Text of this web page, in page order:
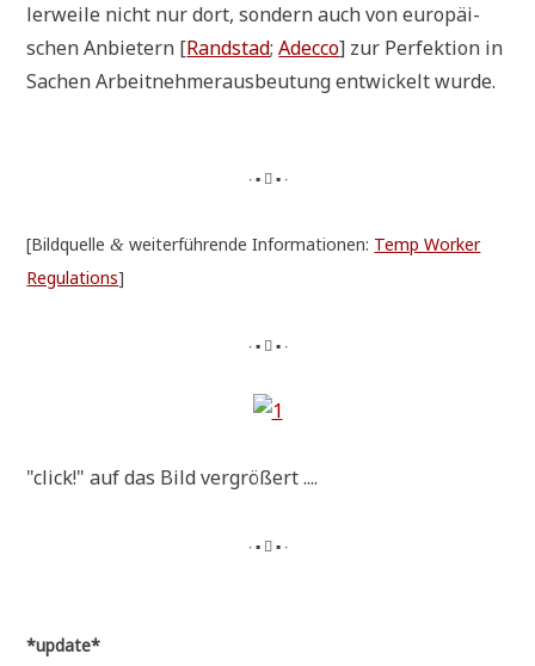
ler­wei­le nicht nur dort, son­dern auch von euro­päi­
schen Anbie­tern [Rand­stad;Adec­co] zur Per­fek­ti­on in
Sachen Arbeit­neh­mer­aus­beu­tung ent­wickelt wurde.
∙ ▪  ▪ ∙
[Bild­quel­le& wei­ter­füh­ren­de Infor­ma­tio­nen: Temp Worker
Regu­la­ti­ons]
∙ ▪  ▪ ∙
"click!" auf das Bild vergrößert ....
∙ ▪  ▪ ∙
*update*